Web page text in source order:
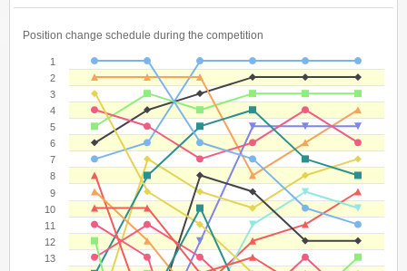
Position change schedule during the competition
1
2
3
4
5
6
7
8
9
10
11
12
13